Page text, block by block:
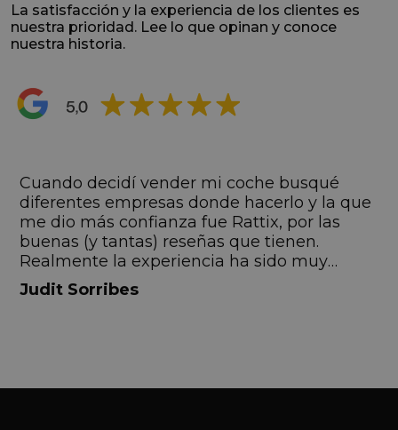
La satisfacción y la experiencia de los clientes es
nuestra prioridad. Lee lo que opinan y conoce
nuestra historia.
Cuando decidí vender mi coche busqué
diferentes empresas donde hacerlo y la que
me dio más confianza fue Rattix, por las
buenas (y tantas) reseñas que tienen.
Realmente la experiencia ha sido muy
buena, Carolina ha sido siempre muy atenta
y profesional. Finalmente mi hermana se
Judit Sorribes